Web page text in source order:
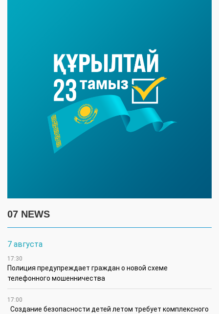
07 NEWS
7 августа
17:30
Полиция предупреждает граждан о новой схеме
телефонного мошенничества
17:00
Создание безопасности детей летом требует комплексного